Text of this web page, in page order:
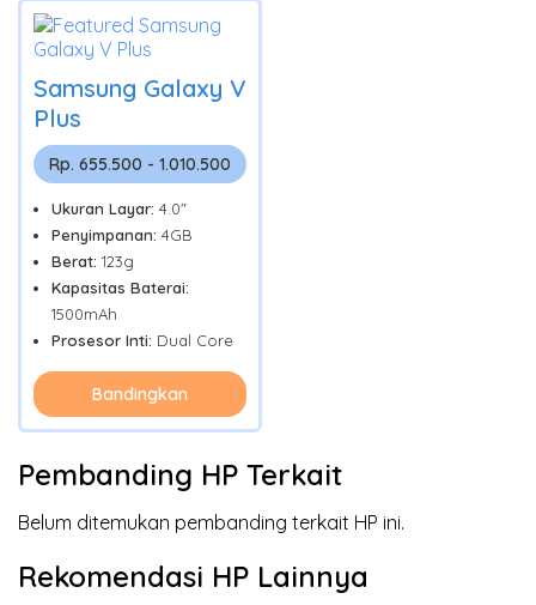
Samsung Galaxy V
Plus
Rp. 655.500 - 1.010.500
Ukuran Layar: 4.0"
Penyimpanan: 4GB
Berat: 123g
Kapasitas Baterai:
1500mAh
Prosesor Inti: Dual Core
Bandingkan
Pembanding HP Terkait
Belum ditemukan pembanding terkait HP ini.
Rekomendasi HP Lainnya